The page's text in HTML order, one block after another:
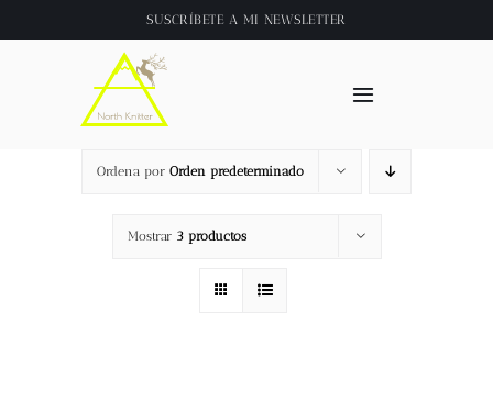
al
SUSCRÍBETE A MI NEWSLETTER
Toggle
Inicio
About
Tienda
Ordena por Orden predeterminado
Mostrar 3 productos